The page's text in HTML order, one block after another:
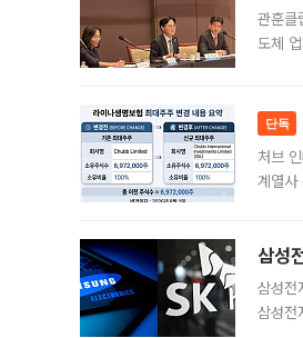
관훈클
도체
단독
처브
계열사
삼성
삼성전자
삼성전